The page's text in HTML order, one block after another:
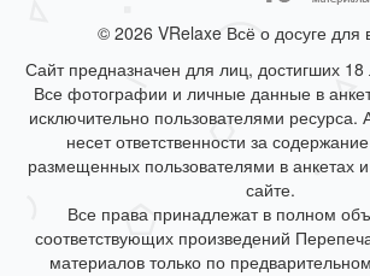
© 2026 VRelaxe Всё о досуге для
Сайт предназначен для лиц, достигших 18
Все фотографии и личные данные в
исключительно пользователями ресурса.
несет ответственности за
размещенных пользователями в анкетах
сайте.
Все права принадлежат в полном
соответствующих произведений
материалов только по